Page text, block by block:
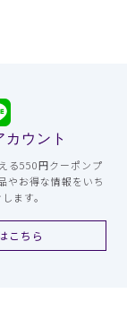
カウント
る550円クーポンプ
やお得な情報をいち
ます。
こちら